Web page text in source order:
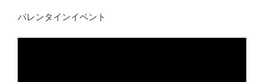
バレンタインイベント